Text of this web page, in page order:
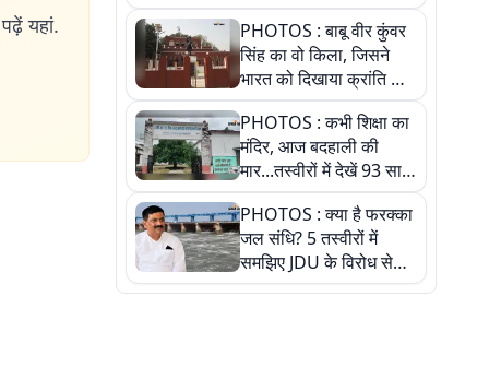
यहां.
PHOTOS : बाबू वीर कुंवर
सिंह का वो किला, जिसने
भारत को दिखाया क्रांति का
रास्ता: तस्वीरों में देखिए
PHOTOS : कभी शिक्षा का
मंदिर, आज बदहाली की
मार...तस्वीरों में देखें 93 साल
पुराने इस हाई स्कूल की
हकीकत
PHOTOS : क्या है फरक्का
जल संधि? 5 तस्वीरों में
समझिए JDU के विरोध से
लेकर बिहार पर असर तक